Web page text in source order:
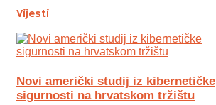
Vijesti
Novi američki studij iz kibernetičke
sigurnosti na hrvatskom tržištu